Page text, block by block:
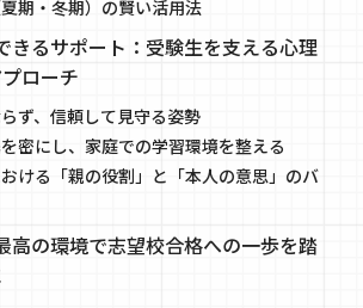
期・冬期）の賢い活用法
きるサポート：受験生を支える心理
ローチ
ず、信頼して見守る姿勢
密にし、家庭での学習環境を整える
ける「親の役割」と「本人の意思」のバ
高の環境で志望校合格への一歩を踏